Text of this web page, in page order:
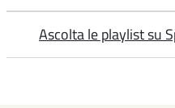
del Galluzzo) // Quartiere
Ascolta le playlist su